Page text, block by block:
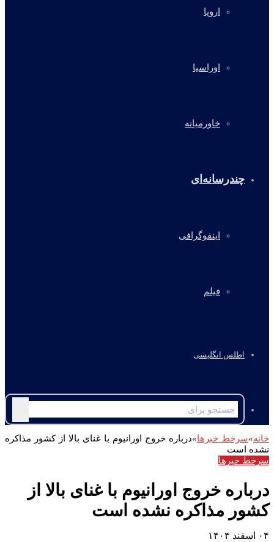
اروپا
اوراسیا
خاورمیانه
چندرسانه‌ای
اینفوگرافی
فیلم
اطلس انگلیسی
برای
خانه»سرخط خبرها»درباره خروج اورانیوم با غنای بالا از کشور مذاکره
نشده است
سرخط خبرها
درباره خروج اورانیوم با غنای بالا از
کشور مذاکره نشده است
۰۴ اسفند ۱۴۰۴